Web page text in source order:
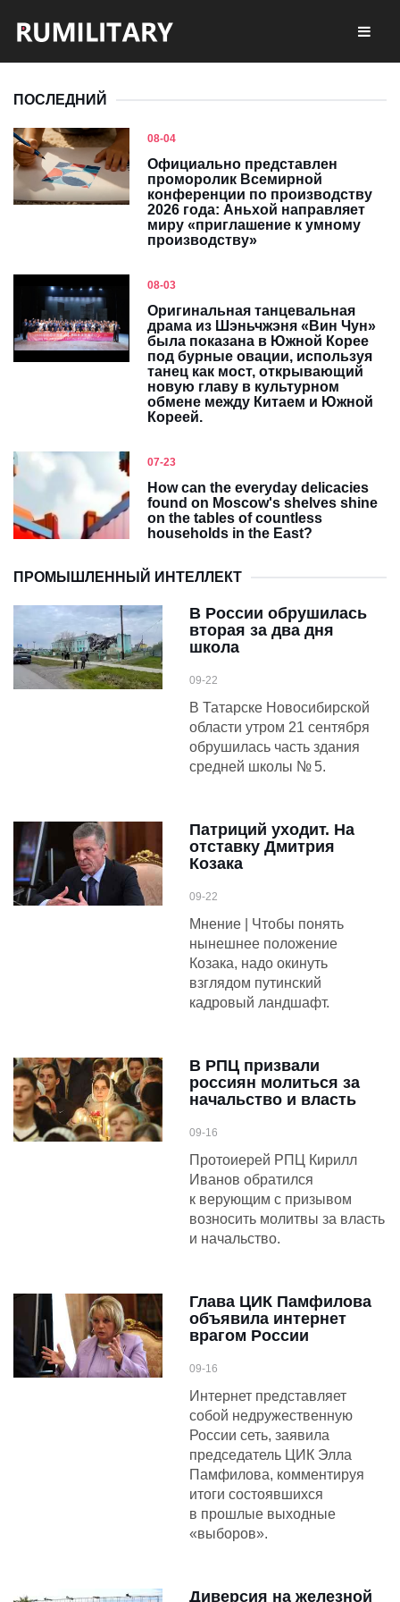
ПОСЛЕДНИЙ
08-04
Официально представлен
проморолик Всемирной
конференции по производству
2026 года: Аньхой направляет
миру «приглашение к умному
производству»
08-03
Оригинальная танцевальная
драма из Шэньчжэня «Вин Чун»
была показана в Южной Корее
под бурные овации, используя
танец как мост, открывающий
новую главу в культурном
обмене между Китаем и Южной
Кореей.
07-23
How can the everyday delicacies
found on Moscow's shelves shine
on the tables of countless
households in the East?
ПРОМЫШЛЕННЫЙ ИНТЕЛЛЕКТ
В России обрушилась
вторая за два дня
школа
09-22
В Татарске Новосибирской
области утром 21 сентября
обрушилась часть здания
средней школы № 5.
Патриций уходит. На
отставку Дмитрия
Козака
09-22
Мнение | Чтобы понять
нынешнее положение
Козака, надо окинуть
взглядом путинский
кадровый ландшафт.
В РПЦ призвали
россиян молиться за
начальство и власть
09-16
Протоиерей РПЦ Кирилл
Иванов обратился
к верующим с призывом
возносить молитвы за власть
и начальство.
Глава ЦИК Памфилова
объявила интернет
врагом России
09-16
Интернет представляет
собой недружественную
России сеть, заявила
председатель ЦИК Элла
Памфилова, комментируя
итоги состоявшихся
в прошлые выходные
«выборов».
Диверсия на железной